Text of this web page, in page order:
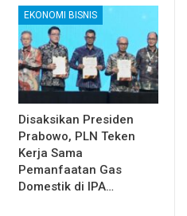
EKONOMI BISNIS
Disaksikan Presiden
Prabowo, PLN Teken
Kerja Sama
Pemanfaatan Gas
Domestik di IPA…